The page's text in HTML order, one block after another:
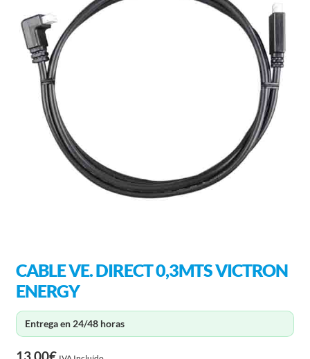
CABLE VE. DIRECT 0,3MTS VICTRON
ENERGY
Entrega en 24/48 horas
13,00€